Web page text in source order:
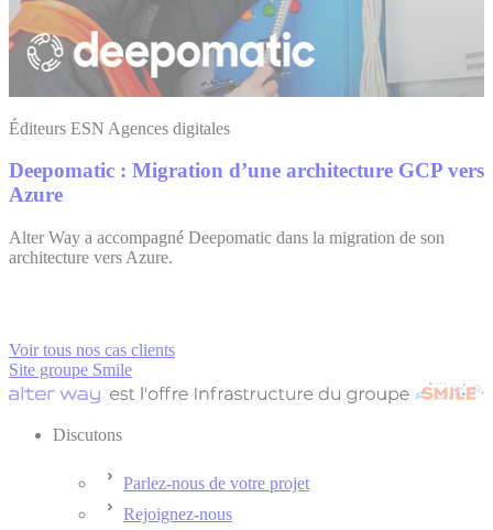
Éditeurs ESN Agences digitales
Deepomatic : Migration d’une architecture GCP vers
Azure
Alter Way a accompagné Deepomatic dans la migration de son
architecture vers Azure.
Voir tous nos cas clients
Site groupe Smile
Discutons
Parlez-nous de votre projet
Rejoignez-nous